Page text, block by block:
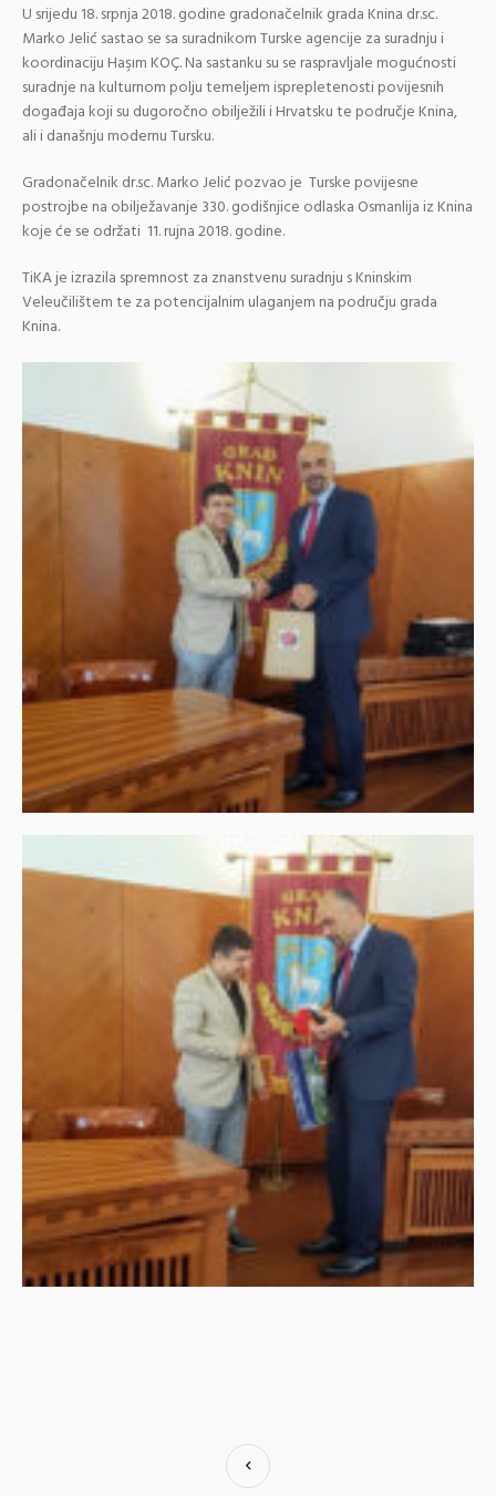
U srijedu 18. srpnja 2018. godine gradonačelnik grada Knina dr.sc.
Marko Jelić sastao se sa suradnikom Turske agencije za suradnju i
koordinaciju Haşım KOÇ. Na sastanku su se raspravljale mogućnosti
suradnje na kulturnom polju temeljem isprepletenosti povijesnih
događaja koji su dugoročno obilježili i Hrvatsku te područje Knina,
ali i današnju modernu Tursku.
Gradonačelnik dr.sc. Marko Jelić pozvao je Turske povijesne
postrojbe na obilježavanje 330. godišnjice odlaska Osmanlija iz Knina
koje će se održati 11. rujna 2018. godine.
TiKA je izrazila spremnost za znanstvenu suradnju s Kninskim
Veleučilištem te za potencijalnim ulaganjem na području grada
Knina.